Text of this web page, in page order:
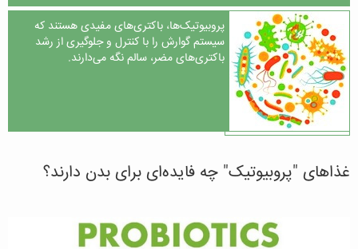
پروبیوتیک‌ها، باکتری‌های مفیدی هستند که
سیستم گوارش را با کنترل و جلوگیری از رشد
باکتری‌های مضر، سالم نگه می‌دارند.
غذاهای "پروبیوتیک" چه فایده‌ای برای بدن دارند؟